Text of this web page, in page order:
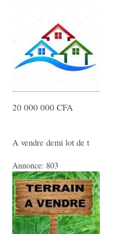
20 000 000 CFA
A vendre demi lot de t
Annonce: 803